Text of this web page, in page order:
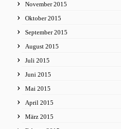
November 2015
Oktober 2015
September 2015
August 2015
Juli 2015
Juni 2015
Mai 2015
April 2015
März 2015